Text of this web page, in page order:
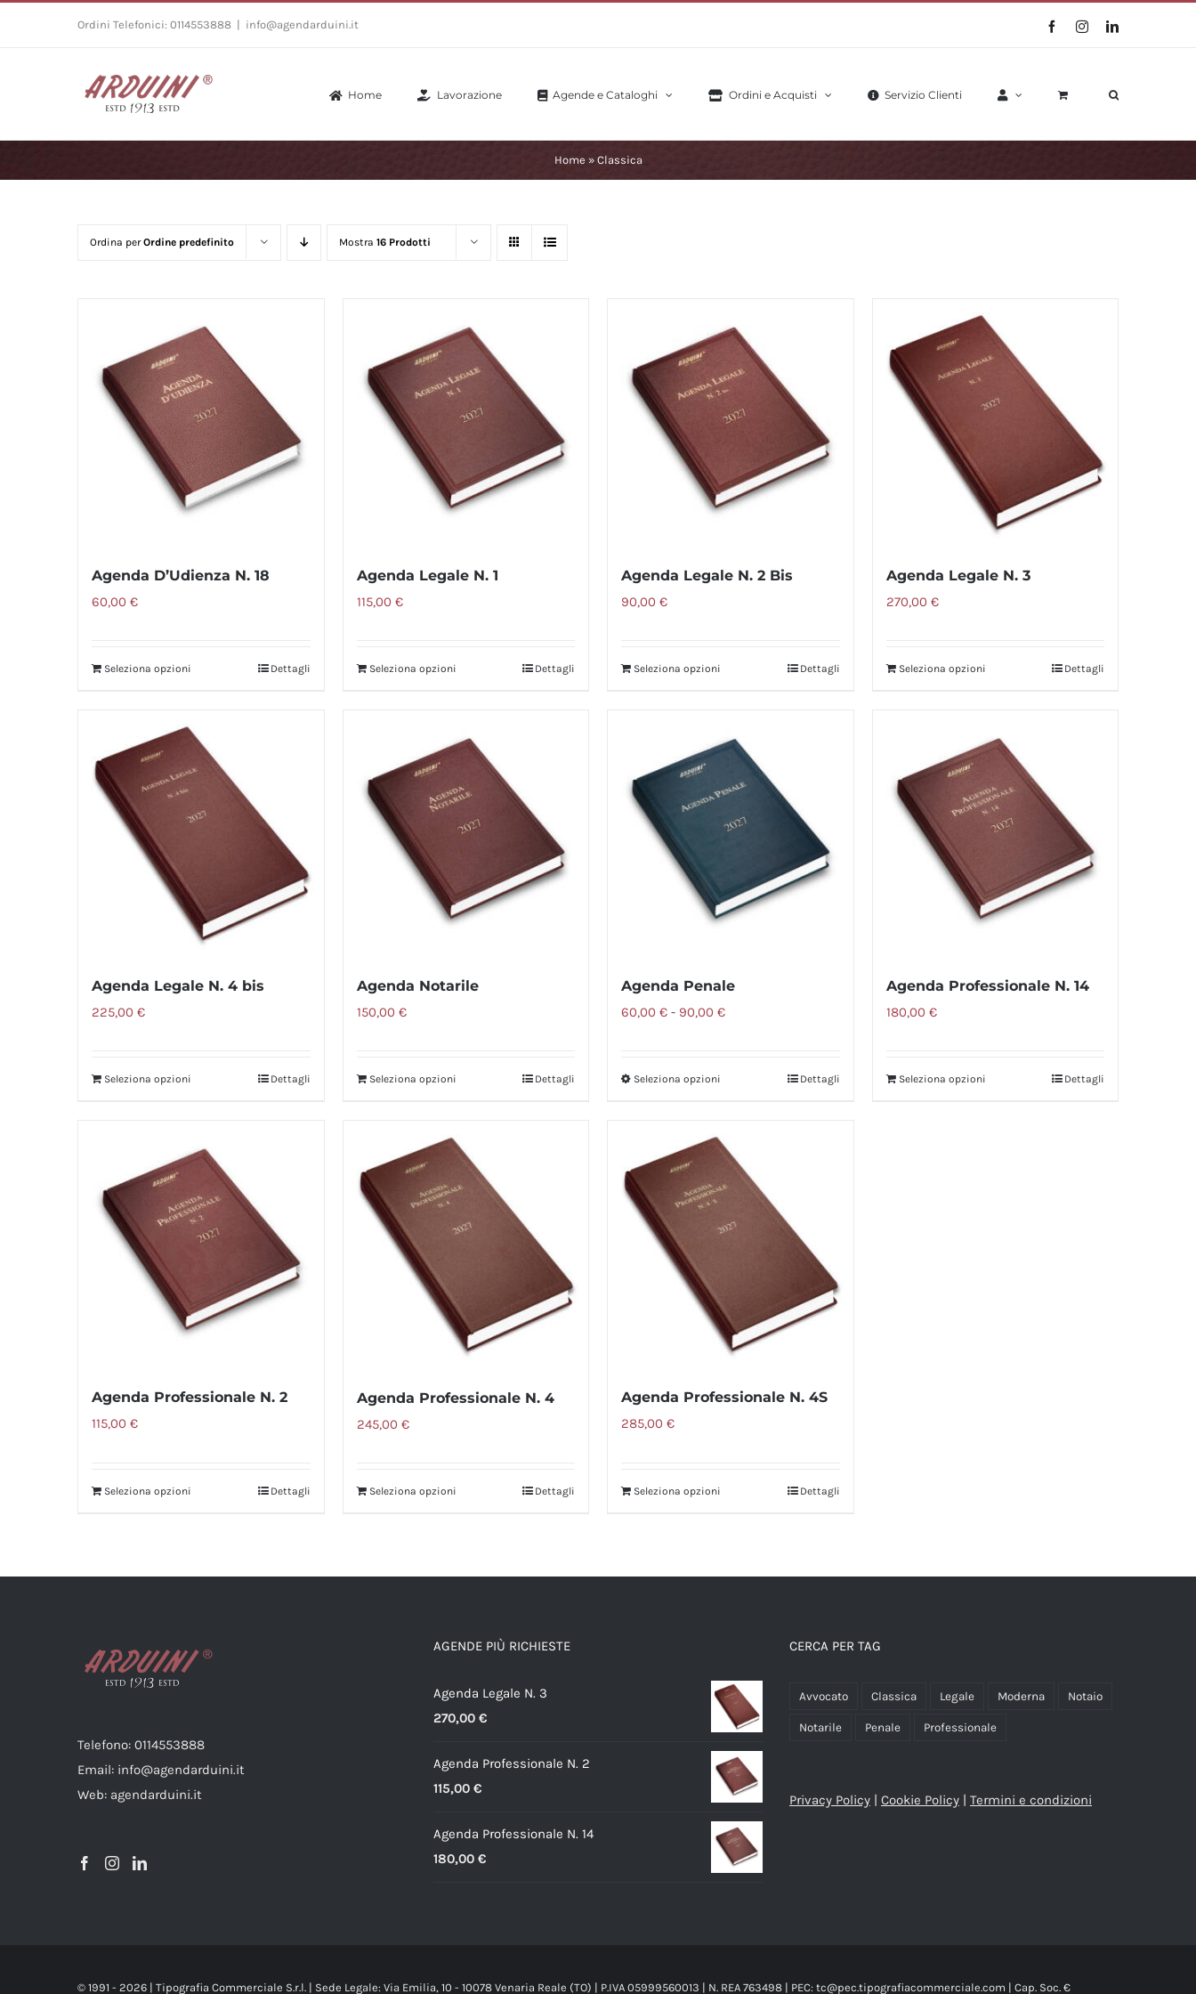
Ordini Telefonici: 0114553888 info@agendarduini.it FacebookInstagramLinkedIn
Home Lavorazione Agende e Cataloghi Ordini e Acquisti Servizio Clienti
Home » Classica
Ordina perOrdine predefinito Mostra 16 Prodotti
Agenda D’Udienza N. 18
60,00 €
Seleziona opzioni Dettagli
Agenda Legale N. 1
115,00 €
Seleziona opzioni Dettagli
Agenda Legale N. 2 Bis
90,00 €
Seleziona opzioni Dettagli
Agenda Legale N. 3
270,00 €
Seleziona opzioni Dettagli
Agenda Legale N. 4 bis
225,00 €
Seleziona opzioni Dettagli
Agenda Notarile
150,00 €
Seleziona opzioni Dettagli
Agenda Penale
60,00 € - 90,00 €Fascia
90,00 €
Seleziona opzioni
più
varianti.
opzioni
scelte
nella
pagina
prodotto
Dettagli
Agenda Professionale N. 14
180,00 €
Seleziona opzioni Dettagli
Agenda Professionale N. 2
115,00 €
Seleziona opzioni Dettagli
Agenda Professionale N. 4
245,00 €
Seleziona opzioni Dettagli
Agenda Professionale N. 4S
285,00 €
Seleziona opzioni Dettagli
Telefono: 0114553888
Email: info@agendarduini.it
Web: agendarduini.it
AGENDE PIÙ RICHIESTE
Agenda Legale N. 3
270,00 €
Agenda Professionale N. 2
115,00 €
Agenda Professionale N. 14
180,00 €
CERCA PER TAG
Avvocato Classica Legale Moderna Notaio
Notarile Penale Professionale
Privacy Policy Cookie Policy Termini e condizioni
© 1991 - 2026 | Tipografia Commerciale S.r.l. | Sede Legale: Via Emilia, 10 - 10078 Venaria Reale (TO) | P.IVA 05999560013 | N. REA 763498 | PEC: tc@pec.tipografiacommerciale.com | Cap. Soc. €